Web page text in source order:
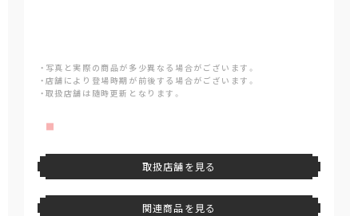
・写真と実際の商品が多少異なる場合がございます。
・店舗により登場時期が前後する場合がございます。
・取扱店舗は随時更新となります。
取扱店舗を見る
関連商品を見る